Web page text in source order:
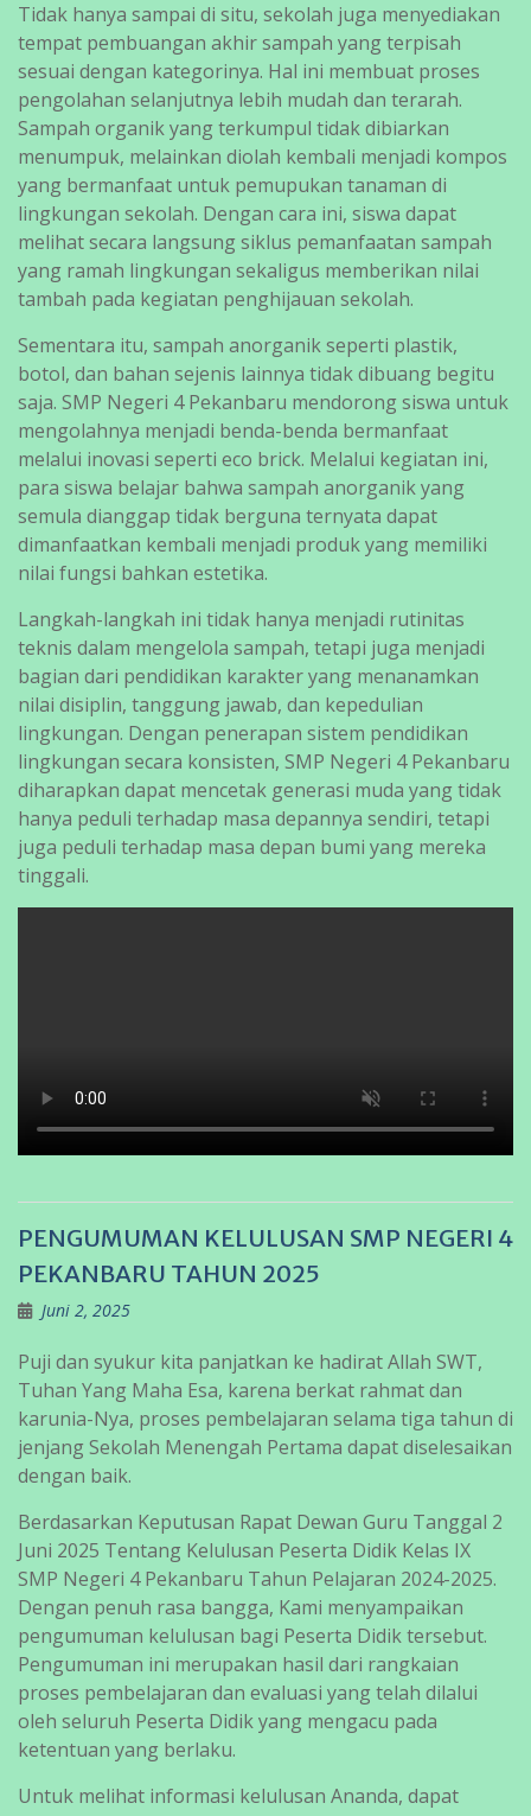
Tidak hanya sampai di situ, sekolah juga menyediakan
tempat pembuangan akhir sampah yang terpisah
sesuai dengan kategorinya. Hal ini membuat proses
pengolahan selanjutnya lebih mudah dan terarah.
Sampah organik yang terkumpul tidak dibiarkan
menumpuk, melainkan diolah kembali menjadi kompos
yang bermanfaat untuk pemupukan tanaman di
lingkungan sekolah. Dengan cara ini, siswa dapat
melihat secara langsung siklus pemanfaatan sampah
yang ramah lingkungan sekaligus memberikan nilai
tambah pada kegiatan penghijauan sekolah.
Sementara itu, sampah anorganik seperti plastik,
botol, dan bahan sejenis lainnya tidak dibuang begitu
saja. SMP Negeri 4 Pekanbaru mendorong siswa untuk
mengolahnya menjadi benda-benda bermanfaat
melalui inovasi seperti eco brick. Melalui kegiatan ini,
para siswa belajar bahwa sampah anorganik yang
semula dianggap tidak berguna ternyata dapat
dimanfaatkan kembali menjadi produk yang memiliki
nilai fungsi bahkan estetika.
Langkah-langkah ini tidak hanya menjadi rutinitas
teknis dalam mengelola sampah, tetapi juga menjadi
bagian dari pendidikan karakter yang menanamkan
nilai disiplin, tanggung jawab, dan kepedulian
lingkungan. Dengan penerapan sistem pendidikan
lingkungan secara konsisten, SMP Negeri 4 Pekanbaru
diharapkan dapat mencetak generasi muda yang tidak
hanya peduli terhadap masa depannya sendiri, tetapi
juga peduli terhadap masa depan bumi yang mereka
tinggali.
PENGUMUMAN KELULUSAN SMP NEGERI 4
PEKANBARU TAHUN 2025
Juni 2, 2025
Puji dan syukur kita panjatkan ke hadirat Allah SWT,
Tuhan Yang Maha Esa, karena berkat rahmat dan
karunia-Nya, proses pembelajaran selama tiga tahun di
jenjang Sekolah Menengah Pertama dapat diselesaikan
dengan baik.
Berdasarkan Keputusan Rapat Dewan Guru Tanggal 2
Juni 2025 Tentang Kelulusan Peserta Didik Kelas IX
SMP Negeri 4 Pekanbaru Tahun Pelajaran 2024-2025.
Dengan penuh rasa bangga, Kami menyampaikan
pengumuman kelulusan bagi Peserta Didik tersebut.
Pengumuman ini merupakan hasil dari rangkaian
proses pembelajaran dan evaluasi yang telah dilalui
oleh seluruh Peserta Didik yang mengacu pada
ketentuan yang berlaku.
Untuk melihat informasi kelulusan Ananda, dapat